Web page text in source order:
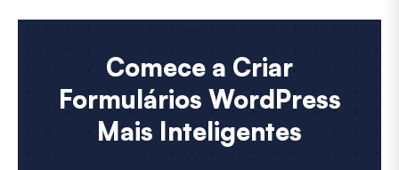
Comece a Criar
Formulários WordPress
Mais Inteligentes